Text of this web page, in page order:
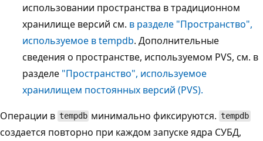
использовании пространства в традиционном
хранилище версий см. в разделе "Пространство",
используемое в tempdb. Дополнительные
сведения о пространстве, используемом PVS, см. в
разделе "Пространство", используемое
хранилищем постоянных версий (PVS).
Операции в tempdb минимально фиксируются. tempdb
создается повторно при каждом запуске ядра СУБД,